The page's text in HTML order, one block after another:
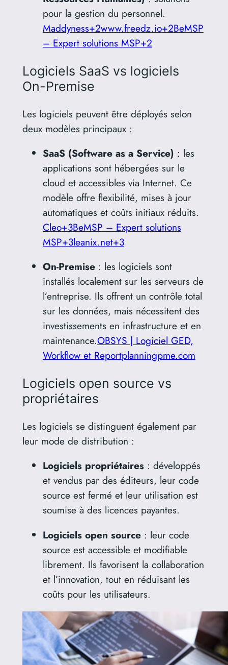
pour la gestion du personnel.
Maddyness+2www.freedz.io+2BeMSP
– Expert solutions MSP+2
Logiciels SaaS vs logiciels
On-Premise
Les logiciels peuvent être déployés selon
deux modèles principaux :
SaaS (Software as a Service) : les
applications sont hébergées sur le
cloud et accessibles via Internet. Ce
modèle offre flexibilité, mises à jour
automatiques et coûts initiaux réduits.
Cleo+3BeMSP – Expert solutions
MSP+3leanix.net+3
On-Premise: les logiciels sont
installés localement sur les serveurs de
l’entreprise. Ils offrent un contrôle total
sur les données, mais nécessitent des
investissements en infrastructure et en
maintenance.OBSYS | Logiciel GED,
Workflow et Reportplanningpme.com
Logiciels open source vs
propriétaires
Les logiciels se distinguent également par
leur mode de distribution :
Logiciels propriétaires: développés
et vendus par des éditeurs, leur code
source est fermé et leur utilisation est
soumise à des licences payantes.
Logiciels open source: leur code
source est accessible et modifiable
librement. Ils favorisent la collaboration
et l’innovation, tout en réduisant les
coûts pour les utilisateurs.